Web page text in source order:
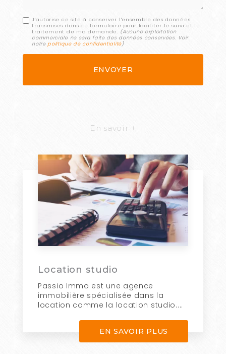
J'autorise ce site à conserver l'ensemble des données
transmises dans ce formulaire pour faciliter le suivi et le
traitement de ma demande. (Aucune exploitation
commerciale ne sera faite des données conservées. Voir
notrepolitique de confidentialité)
En savoir +
Location studio
Passio Immo est une agence
immobilière spécialisée dans la
location comme la location studio....
EN SAVOIR PLUS